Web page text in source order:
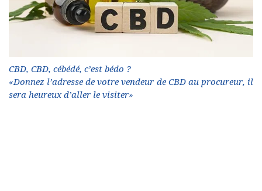
CBD, CBD, cébédé, c’est bédo ?
«Donnez l’adresse de votre vendeur de CBD au procureur, il
sera heureux d’aller le visiter»